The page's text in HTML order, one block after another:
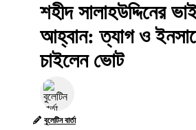
শহীদ সালাহউদ্দিনের
আহ্বান: ত্যাগ ও
চাইলেন ভোট
বুলেটিন বার্তা